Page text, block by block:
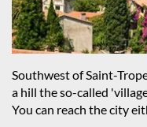
Southwest of Saint-
a hill the so-called
You can reach the city